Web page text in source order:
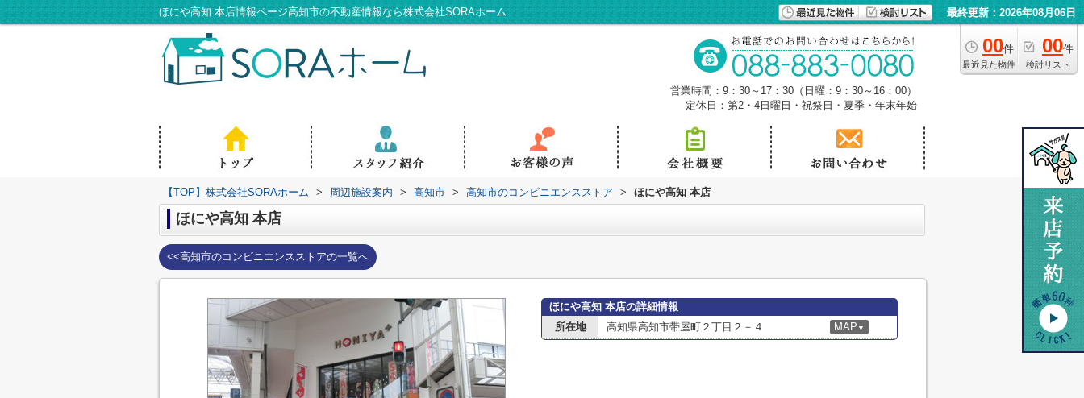
ほにや高知 本店情報ページ高知市の不動産情報なら株式会社SORAホーム 最終更新：2026年08月06日
00件
最近見た物件
00件
検討リスト
営業時間：9：30～17：30（日曜：9：30～16：00）
定休日：第2・4日曜日・祝祭日・夏季・年末年始
【TOP】株式会社SORAホーム > 周辺施設案内 > 高知市 > 高知市のコンビニエンスストア > ほにや高知 本店
ほにや高知 本店
<<高知市のコンビニエンスストアの一覧へ
ほにや高知 本店の詳細情報
所在地
高知県高知市帯屋町２丁目２－４ MAP ▼